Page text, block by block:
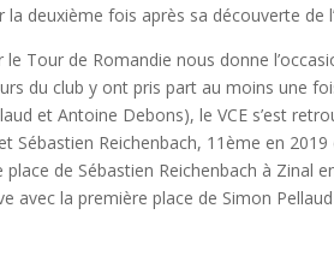
deuxième fois après sa découverte de
Tour de Romandie nous donne
du club y ont pris part au moins une
et Antoine Debons), le VCE s’est
Sébastien Reichenbach, 11ème en
de Sébastien Reichenbach à Zinal
avec la première place de Simon